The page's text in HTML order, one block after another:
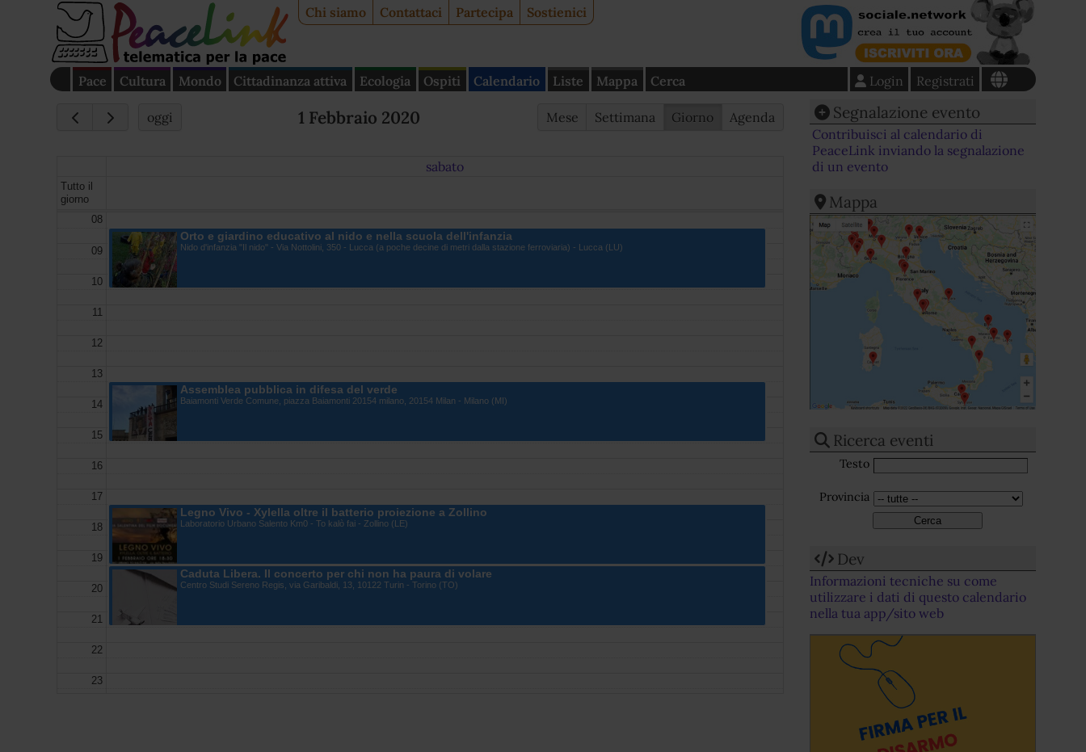
Chi siamo Contattaci Partecipa Sostienici
Pace Cultura Mondo Cittadinanza attiva Ecologia Ospiti Calendario Liste Mappa Cerca Registrati
Login
oggi 1 Febbraio 2020 Mese Settimana Giorno Agenda
sabato
Tutto il
giorno
08
09
10
11
12
13
14
15
16
17
18
19
20
21
22
23
Orto e giardino educativo al nido e nella scuola dell'infanzia
Nido d'infanzia "Il nido" - Via Nottolini, 350 - Lucca (a poche decine di metri dalla stazione ferroviaria) - Lucca (LU)
Assemblea pubblica in difesa del verde
Baiamonti Verde Comune, piazza Baiamonti 20154 milano, 20154 Milan - Milano (MI)
Legno Vivo - Xylella oltre il batterio proiezione a Zollino
Laboratorio Urbano Salento Km0 - To kalò fai - Zollino (LE)
Caduta Libera. Il concerto per chi non ha paura di volare
Centro Studi Sereno Regis, via Garibaldi, 13, 10122 Turin - Torino (TO)
Segnalazione evento
Contribuisci al calendario di
PeaceLink inviando la segnalazione
di un evento
Mappa
Ricerca eventi
Testo
Provincia
Dev
Informazioni tecniche su come
utilizzare i dati di questo calendario
nella tua app/sito web